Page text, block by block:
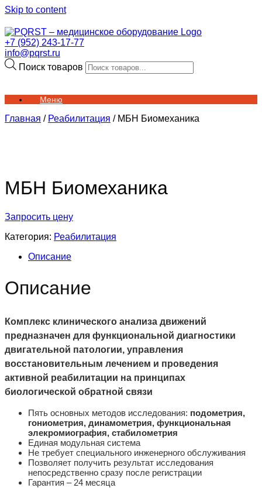
Skip to content
+7 (952) 243-17-77
info@pqrst.ru
Поиск товаров
Меню
Главная / Реабилитация / МБН Биомеханика
МБН Биомеханика
Запросить цену
Категория: Реабилитация
Описание
Описание
Комплекс клинического анализа движений
предназначен для функциональной диагностики
двигательной патологии, управления
восстановительным лечением и проведения
активной реабилитации на принципах
биологической обратной связи
Пять основных методов исследования: подометрия,
гониометрия, динамометрия, функциональная
элекромиография, стабилометрия
Единая модульная система
Не требует специального инженерного обслуживания
Позволяет получить результат исследования
непосредственно сразу после регистрации
Гарантия – 24 месяца